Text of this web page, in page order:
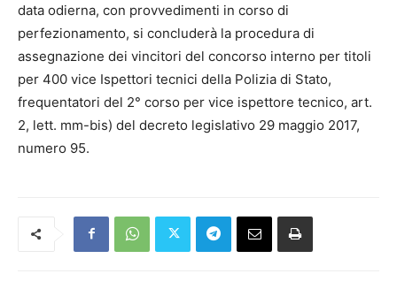
data odierna, con provvedimenti in corso di
perfezionamento, si concluderà la procedura di
assegnazione dei vincitori del concorso interno per titoli
per 400 vice Ispettori tecnici della Polizia di Stato,
frequentatori del 2° corso per vice ispettore tecnico, art.
2, lett. mm-bis) del decreto legislativo 29 maggio 2017,
numero 95.